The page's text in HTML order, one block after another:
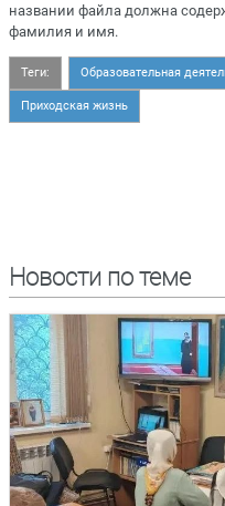
названии файла должна
фамилия и имя.
Теги: Образовательная
Приходская жизнь
Новости по теме